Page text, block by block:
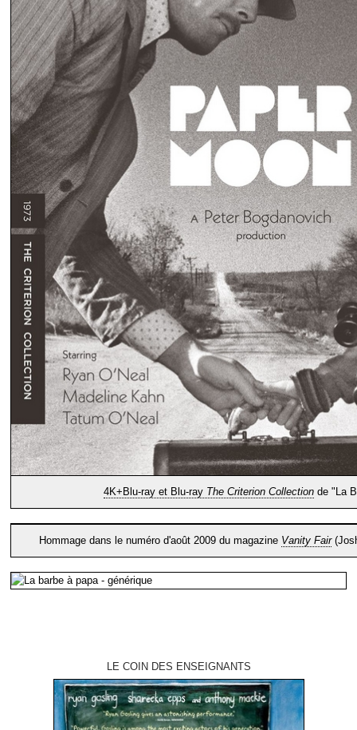
4K+Blu-ray et Blu-ray The Criterion Collection de "La
Hommage dans le numéro d'août 2009 du magazine Vanity Fair
LE COIN DES ENSEIGNANTS